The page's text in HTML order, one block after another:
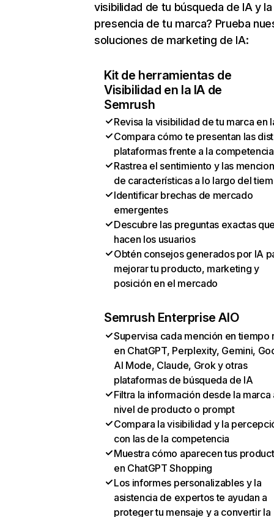
visibilidad de tu búsqueda de IA y la
presencia de tu marca? Prueba
soluciones de marketing de IA:
Kit de herramientas de
Visibilidad en la IA de
Semrush
Revisa la visibilidad de tu marca en
Compara cómo te presentan las
plataformas frente a la competencia
Rastrea el sentimiento y las
de características a lo largo del
Identificar brechas de mercado
emergentes
Descubre las preguntas exactas
hacen los usuarios
Obtén consejos generados por IA
mejorar tu producto, marketing y
posición en el mercado
Semrush Enterprise AIO
Supervisa cada mención en tiempo
en ChatGPT, Perplexity, Gemini,
AI Mode, Claude, Grok y otras
plataformas de búsqueda de IA
Filtra la información desde la marca
nivel de producto o prompt
Compara la visibilidad y la
con las de la competencia
Muestra cómo aparecen tus
en ChatGPT Shopping
Los informes personalizables y la
asistencia de expertos te ayudan a
proteger tu mensaje y a convertir la